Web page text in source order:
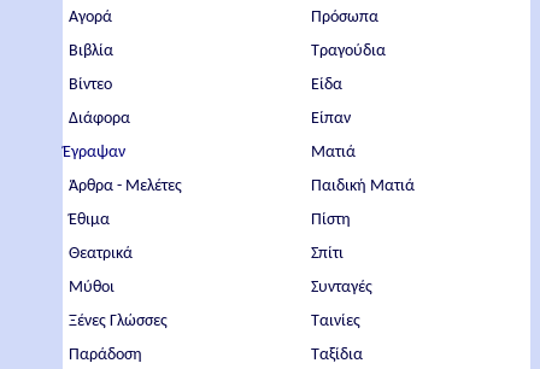
Αγορά
Βιβλία
Βίντεο
Διάφορα
Έγραψαν
Άρθρα - Μελέτες
Έθιμα
Θεατρικά
Μύθοι
Ξένες Γλώσσες
Παράδοση
Πρόσωπα
Τραγούδια
Είδα
Είπαν
Ματιά
Παιδική Ματιά
Πίστη
Σπίτι
Συνταγές
Ταινίες
Ταξίδια